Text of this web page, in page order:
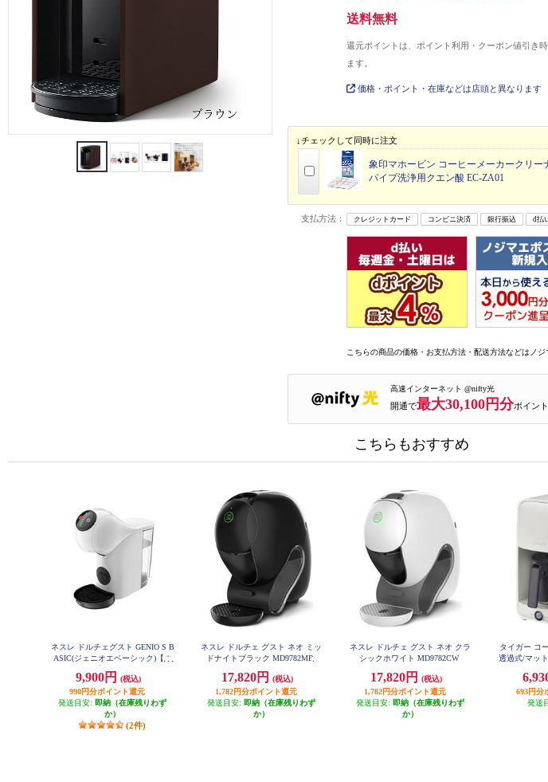
送料無料
還元ポイントは、ポイント利用・クーポン値引き
ます。
価格・ポイント・在庫などは店頭と異なります
↓チェックして同時に注文
象印マホービン コーヒーメーカークリー
パイプ洗浄用クエン酸 EC-ZA01
支払方法： クレジットカード コンビニ決済 銀行振込 d払
こちらの商品の価格・お支払方法・配送方法などはノ
高速インターネット @nifty光
開通で最大30,100円分ポイン
こちらもおすすめ
ネスレ ドルチェグスト GENIO S B
ASIC(ジェニオエベーシック)【ホ
9,900円
(税込)
990円分ポイント還元
発送目安: 即納（在庫残りわず
か）
(2件)
ネスレ ドルチェ グスト ネオ ミッ
ドナイトブラック MD9782MB
17,820円
(税込)
1,782円分ポイント還元
発送目安: 即納（在庫残りわず
か）
ネスレ ドルチェ グスト ネオ クラ
シックホワイト MD9782CW
17,820円
(税込)
1,782円分ポイント還元
発送目安: 即納（在庫残りわず
か）
タイガー コ
透過式/マッ
693円分
発送